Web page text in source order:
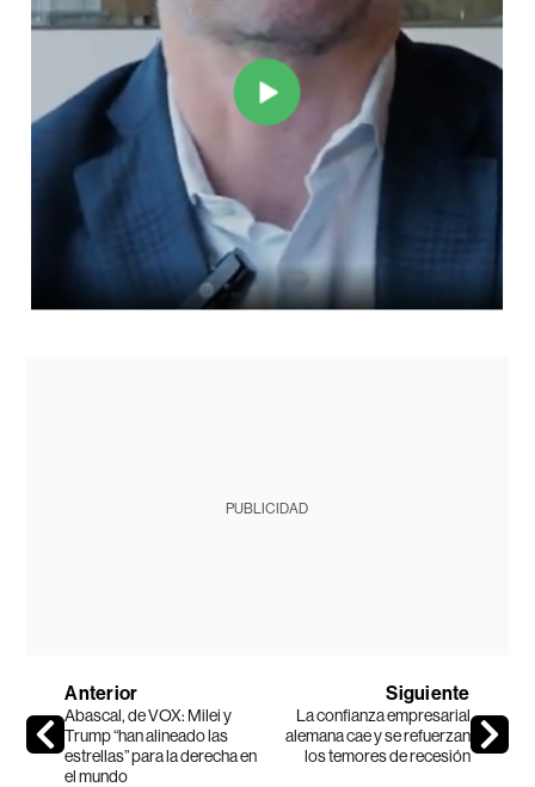
PUBLICIDAD
Anterior
Abascal, de VOX: Milei y
Trump “han alineado las
estrellas” para la derecha en
el mundo
Siguiente
La confianza empresarial
alemana cae y se refuerzan
los temores de recesión